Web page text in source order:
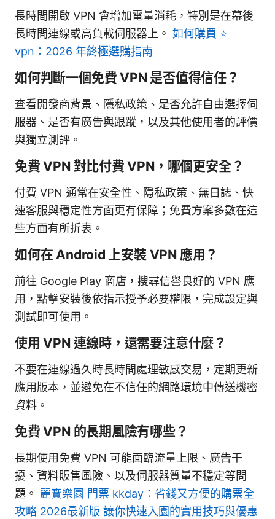
長時間開啟 VPN 會增加電量消耗，特別是在幕後
長時間連線或高負載伺服器上。 如何購買 ⭐
vpn：2026 年終極選購指南
如何判斷一個免費 VPN 是否值得信任？
查看開發商背景、隱私政策、是否允許自由選擇伺
服器、是否有廣告與跟蹤，以及其他使用者的評價
與獨立測評。
免費 VPN 對比付費 VPN，哪個更安全？
付費 VPN 通常在安全性、隱私政策、無日誌、快
速客服與穩定性方面更有保障；免費方案多數在這
些方面有所折衷。
如何在 Android 上安裝 VPN 應用？
前往 Google Play 商店，搜尋信譽良好的 VPN 應
用，點擊安裝後依指示授予必要權限，完成設定與
測試即可使用。
使用 VPN 連線時，還需要注意什麼？
不要在連線過久時長時間處理敏感交易，定期更新
應用版本，並避免在不信任的網路環境中傳送機密
資料。
免費 VPN 的長期風險有哪些？
長期使用免費 VPN 可能面臨流量上限、廣告干
擾、資料販售風險、以及伺服器質量不穩定等問
題。 麗寶樂園 門票 kkday：省錢又方便的購票全
攻略 2026最新版 讓你快速入園的實用技巧與優惠